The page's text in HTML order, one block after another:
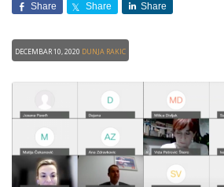
Share Share Share
Decembar 10, 2020 Dunja Rakic